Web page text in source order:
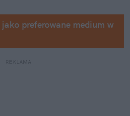
preferowane medium w
REKLAMA